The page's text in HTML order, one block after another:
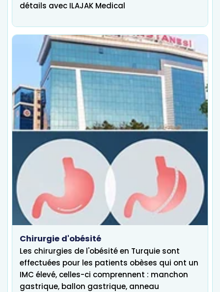
détails avec ILAJAK Medical
Chirurgie d'obésité
Les chirurgies de l'obésité en Turquie sont
effectuées pour les patients obèses qui ont un
IMC élevé, celles-ci comprennent : manchon
gastrique, ballon gastrique, anneau